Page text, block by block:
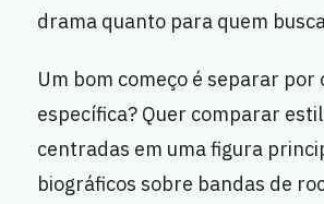
drama quanto para quem
Um bom começo é separar
específica? Quer comparar
centradas em uma figura
biográficos sobre bandas de